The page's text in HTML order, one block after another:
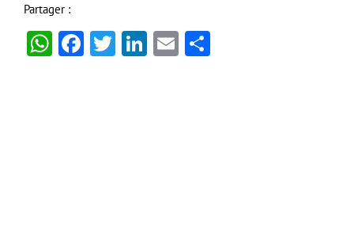
Partager :
WhatsApp
Facebook
Twitter
LinkedIn
Email